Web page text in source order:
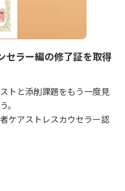
セラー編の修了証を取得
トと添削課題をもう一度見
。
ケアストレスカウセラー認